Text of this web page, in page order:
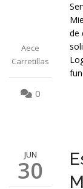
Aece
Carretillas
0
de
JUN
30